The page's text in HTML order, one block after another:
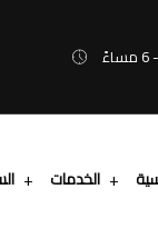
الخدمات